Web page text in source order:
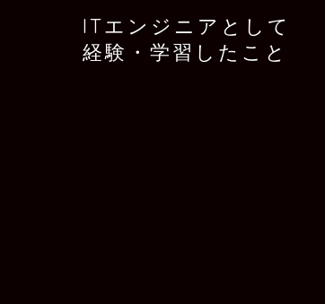
ITエンジニアとして
経験・学習したこと